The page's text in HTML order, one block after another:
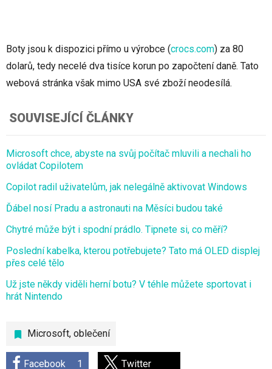
Boty jsou k dispozici přímo u výrobce (crocs.com) za 80
dolarů, tedy necelé dva tisíce korun po započtení daně. Tato
webová stránka však mimo USA své zboží neodesílá.
Microsoft, oblečení
Facebook 1 Twitter
SOUVISEJÍCÍ ČLÁNKY
Microsoft chce, abyste na svůj počítač mluvili a nechali ho
ovládat Copilotem
Copilot radil uživatelům, jak nelegálně aktivovat Windows
Ďábel nosí Pradu a astronauti na Měsíci budou také
Chytré může být i spodní prádlo. Tipnete si, co měří?
Poslední kabelka, kterou potřebujete? Tato má OLED displej
přes celé tělo
Už jste někdy viděli herní botu? V téhle můžete sportovat i
hrát Nintendo